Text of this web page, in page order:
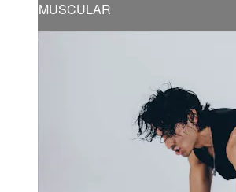
MUSCULAR